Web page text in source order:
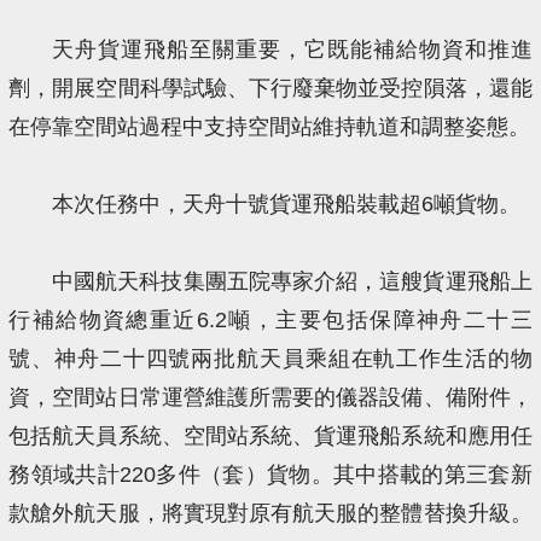
天舟貨運飛船至關重要，它既能補給物資和推進
劑，開展空間科學試驗、下行廢棄物並受控隕落，還能
在停靠空間站過程中支持空間站維持軌道和調整姿態。
本次任務中，天舟十號貨運飛船裝載超6噸貨物。
中國航天科技集團五院專家介紹，這艘貨運飛船上
行補給物資總重近6.2噸，主要包括保障神舟二十三
號、神舟二十四號兩批航天員乘組在軌工作生活的物
資，空間站日常運營維護所需要的儀器設備、備附件，
包括航天員系統、空間站系統、貨運飛船系統和應用任
務領域共計220多件（套）貨物。其中搭載的第三套新
款艙外航天服，將實現對原有航天服的整體替換升級。